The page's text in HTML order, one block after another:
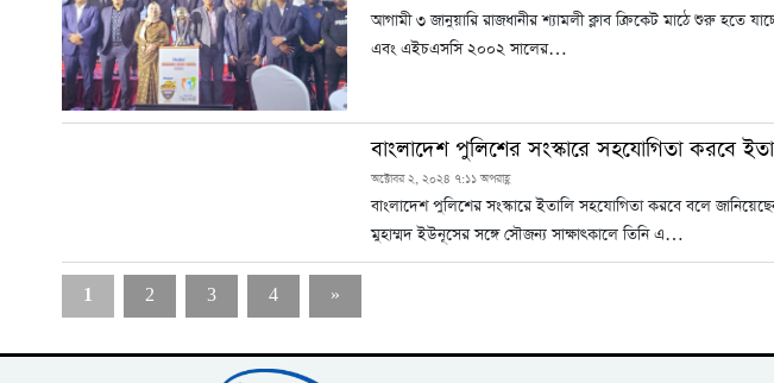
আগামী ৩ জানুয়ারি রাজধানীর শ্যামলী ক্লাব ক্রিকেট মাঠে শুরু হতে
এবং এইচএসসি ২০০২ সালের…
বাংলাদেশ পুলিশের সংস্কারে সহযোগিতা করবে
অক্টোবর ২, ২০২৪ ৭:১১ অপরাহ্ণ
বাংলাদেশ পুলিশের সংস্কারে ইতালি সহযোগিতা করবে বলে
মুহাম্মদ ইউনূসের সঙ্গে সৌজন্য সাক্ষাৎকালে তিনি এ…
1 2 3 4 »